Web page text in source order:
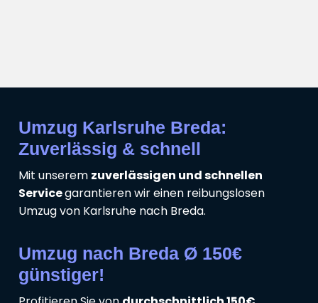
Umzug Karlsruhe Breda:
Zuverlässig & schnell
Mit unserem zuverlässigen und schnellen
Servicegarantieren wir einen reibungslosen
Umzug von Karlsruhe nach Breda.
Umzug nach Breda Ø 150€
günstiger!